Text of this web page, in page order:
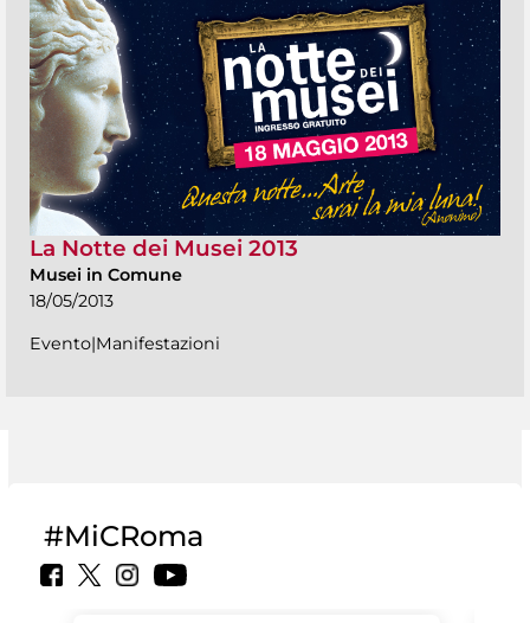
La Notte dei Musei 2013
Musei in Comune
18/05/2013
Evento|Manifestazioni
#MiCRoma